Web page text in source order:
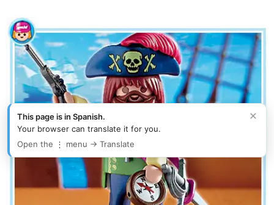
×
This page is in Spanish.
Your browser can translate it for you.
Open the ⋮ menu → Translate